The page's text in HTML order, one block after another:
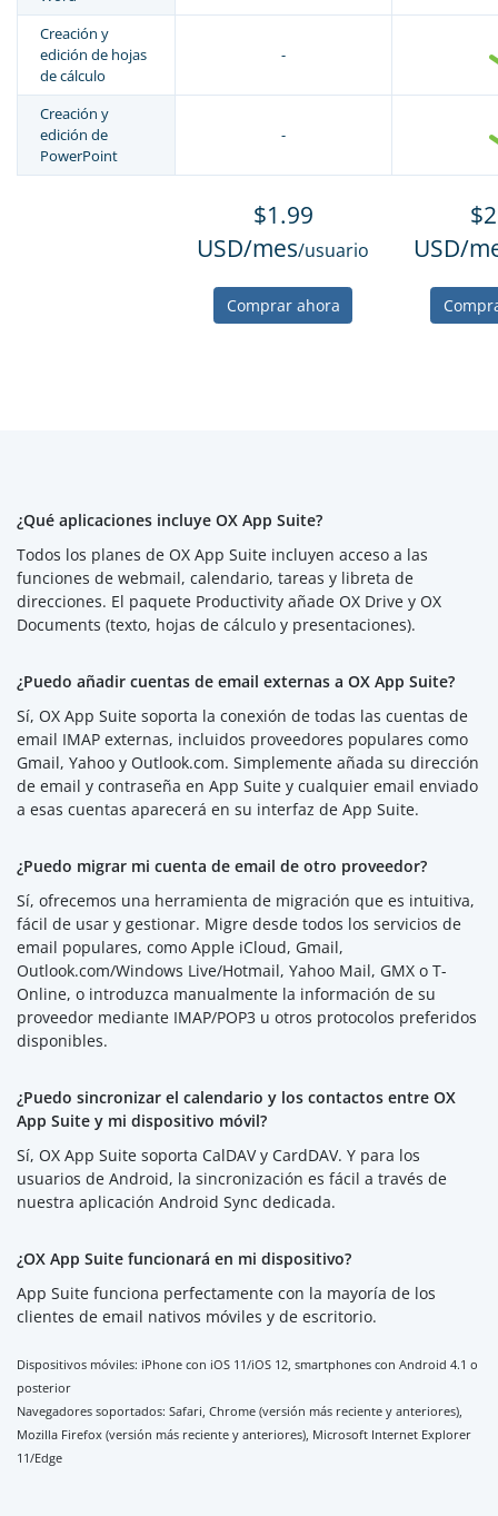
Creación y
edición de hojas
de cálculo
-
Creación y
edición de
PowerPoint
-
$1.99
USD/mes/usuario
Comprar ahora
USD/
¿Qué aplicaciones incluye OX App Suite?
Todos los planes de OX App Suite incluyen acceso a las
funciones de webmail, calendario, tareas y libreta de
direcciones. El paquete Productivity añade OX Drive y OX
Documents (texto, hojas de cálculo y presentaciones).
¿Puedo añadir cuentas de email externas a OX App Suite?
Sí, OX App Suite soporta la conexión de todas las cuentas de
email IMAP externas, incluidos proveedores populares como
Gmail, Yahoo y Outlook.com. Simplemente añada su dirección
de email y contraseña en App Suite y cualquier email enviado
a esas cuentas aparecerá en su interfaz de App Suite.
¿Puedo migrar mi cuenta de email de otro proveedor?
Sí, ofrecemos una herramienta de migración que es intuitiva,
fácil de usar y gestionar. Migre desde todos los servicios de
email populares, como Apple iCloud, Gmail,
Outlook.com/Windows Live/Hotmail, Yahoo Mail, GMX o T-
Online, o introduzca manualmente la información de su
proveedor mediante IMAP/POP3 u otros protocolos preferidos
disponibles.
¿Puedo sincronizar el calendario y los contactos entre OX
App Suite y mi dispositivo móvil?
Sí, OX App Suite soporta CalDAV y CardDAV. Y para los
usuarios de Android, la sincronización es fácil a través de
nuestra aplicación Android Sync dedicada.
¿OX App Suite funcionará en mi dispositivo?
App Suite funciona perfectamente con la mayoría de los
clientes de email nativos móviles y de escritorio.
Dispositivos móviles: iPhone con iOS 11/iOS 12, smartphones con Android 4.1 o
posterior
Navegadores soportados: Safari, Chrome (versión más reciente y anteriores),
Mozilla Firefox (versión más reciente y anteriores), Microsoft Internet Explorer
11/Edge